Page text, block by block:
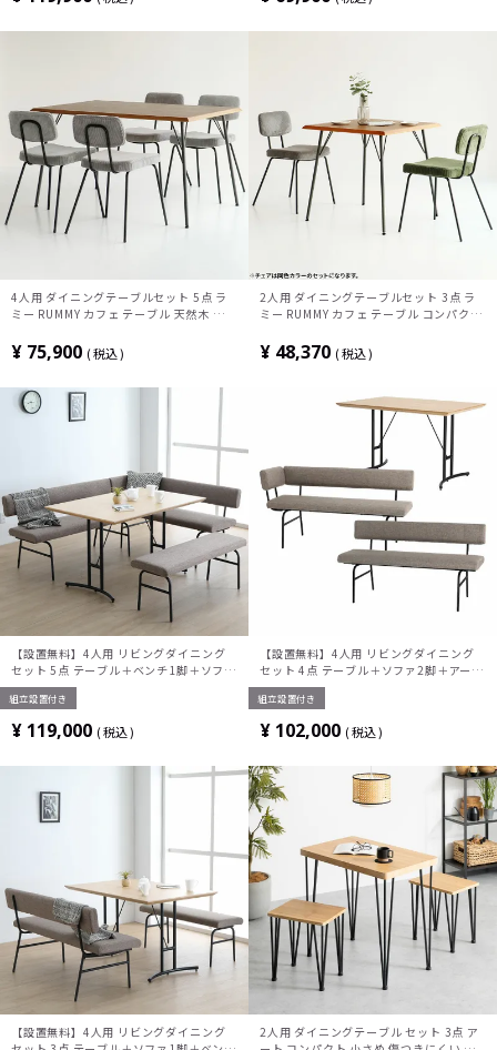
4人用 ダイニングテーブルセット 5点 ラ
ミー RUMMY カフェ テーブル 天然木 ウォ
グチェア おしゃれ アメリカンヴィンテー
ジ (幅130cm 食卓テーブル×1 食卓椅子
¥ 75,900 税込
2人用 ダイニングテーブルセット 3点 ラ
ミー RUMMY カフェ テーブル コンパクト
イ ダイニングチェア おしゃれ アメリカン
ヴィンテージ (幅75cm 食卓テーブル×1
¥ 48,370 税込
【設置無料】4人用 リビングダイニング
セット 5点 テーブル＋ベンチ1脚＋ソファ
2脚＋アーム1個 北欧 ナチュラルモダン
スチール脚
組立設置付き
¥ 119,000 税込
【設置無料】4人用 リビングダイニング
セット 4点 テーブル＋ソファ2脚＋アーム
1個 北欧 ナチュラルモダン スチール脚
組立設置付き
¥ 102,000 税込
【設置無料】4人用 リビングダイニング
2人用 ダイニングテーブル セット 3点 ア